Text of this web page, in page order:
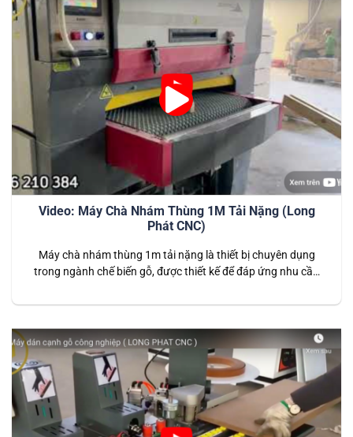
Video: Máy Chà Nhám Thùng 1M Tải Nặng (Long
Phát CNC)
Máy chà nhám thùng 1m tải nặng là thiết bị chuyên dụng
trong ngành chế biến gỗ, được thiết kế để đáp ứng nhu cầu
khả năng xử lý các tấm gỗ lớn và nặng, máy là lựa chọn hoàn